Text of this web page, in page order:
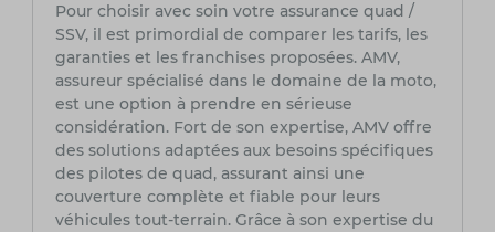
Pour choisir avec soin votre assurance quad /
SSV, il est primordial de comparer les tarifs, les
garanties et les franchises proposées. AMV,
assureur spécialisé dans le domaine de la moto,
est une option à prendre en sérieuse
considération. Fort de son expertise, AMV offre
des solutions adaptées aux besoins spécifiques
des pilotes de quad, assurant ainsi une
couverture complète et fiable pour leurs
véhicules tout-terrain. Grâce à son expertise du